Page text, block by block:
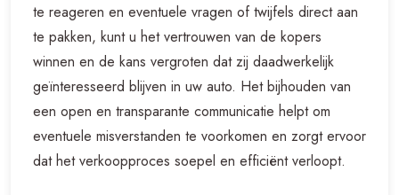
te reageren en eventuele vragen of twijfels direct aan
te pakken, kunt u het vertrouwen van de kopers
winnen en de kans vergroten dat zij daadwerkelijk
geïnteresseerd blijven in uw auto. Het bijhouden van
een open en transparante communicatie helpt om
eventuele misverstanden te voorkomen en zorgt ervoor
dat het verkoopproces soepel en efficiënt verloopt.